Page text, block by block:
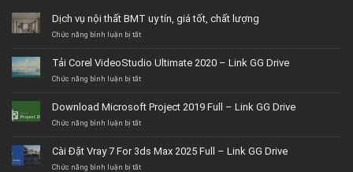
Dịch vụ nội thất BMT uy tín, giá tốt, chất lượng
Chức năng bình luận bị tắtở
nội
thất
tín,
giá
lượng
Tải Corel VideoStudio Ultimate 2020 – Link GG Drive
Chức năng bình luận bị tắtở
VideoStudio
Ultimate
Link
GG
Download Microsoft Project 2019 Full – Link GG Drive
Chức năng bình luận bị tắtở
Project
2019
Cài Đặt Vray 7 For 3ds Max 2025 Full – Link GG Drive
Chức năng bình luận bị tắtở